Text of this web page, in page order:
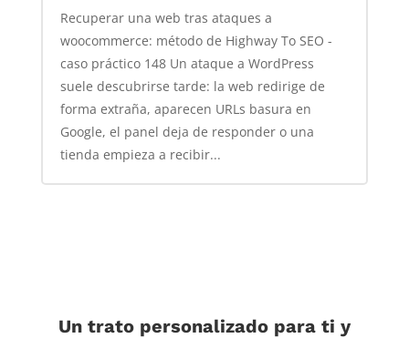
Recuperar una web tras ataques a
woocommerce: método de Highway To SEO -
caso práctico 148 Un ataque a WordPress
suele descubrirse tarde: la web redirige de
forma extraña, aparecen URLs basura en
Google, el panel deja de responder o una
tienda empieza a recibir...
Un trato personalizado para ti y